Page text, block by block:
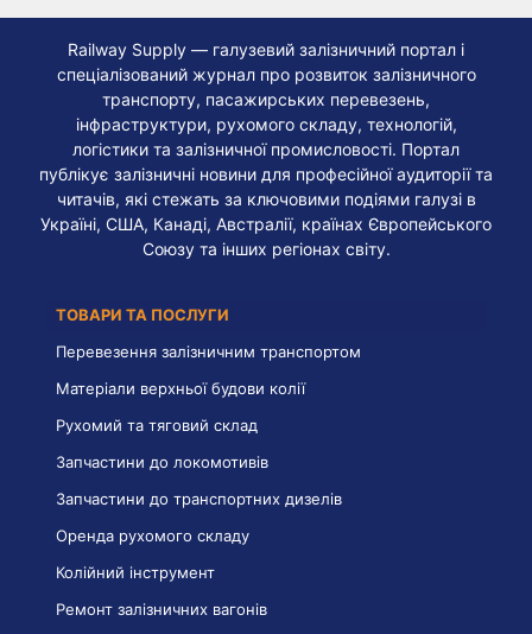
Railway Supply — галузевий залізничний портал і
спеціалізований журнал про розвиток залізничного
транспорту, пасажирських перевезень,
інфраструктури, рухомого складу, технологій,
логістики та залізничної промисловості. Портал
публікує залізничні новини для професійної аудиторії та
читачів, які стежать за ключовими подіями галузі в
Україні, США, Канаді, Австралії, країнах Європейського
Союзу та інших регіонах світу.
ТОВАРИ ТА ПОСЛУГИ
Перевезення залізничним транспортом
Матеріали верхньої будови колії
Рухомий та тяговий склад
Запчастини до локомотивів
Запчастини до транспортних дизелів
Оренда рухомого складу
Колійний інструмент
Ремонт залізничних вагонів